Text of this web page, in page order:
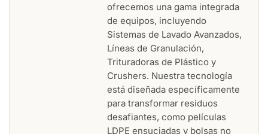
ofrecemos una gama integrada
de equipos, incluyendo
Sistemas de Lavado Avanzados,
Líneas de Granulación,
Trituradoras de Plástico y
Crushers. Nuestra tecnología
está diseñada específicamente
para transformar residuos
desafiantes, como películas
LDPE ensuciadas y bolsas no